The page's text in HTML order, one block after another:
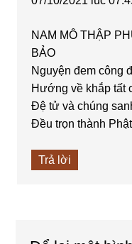
NAM MÔ THẬP
BẢO
Nguyện đem công
Hướng về khắp tất
Đệ tử và chúng
Đều trọn thành
Trả lời